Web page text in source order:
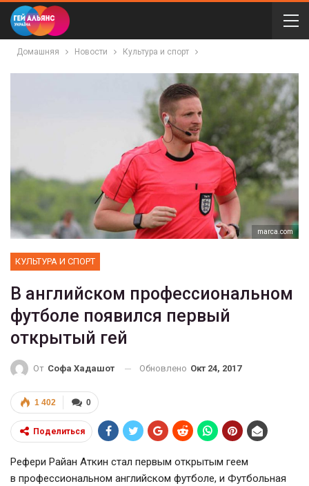
Домашняя Новости Культура и спорт
marca.com
КУЛЬТУРА И СПОРТ
В английском профессиональном
футболе появился первый
открытый гей
От Софа Хадашот Обновлено Окт 24, 2017
0
1 402
Поделиться
Рефери Райан Аткин стал первым открытым геем
в профессиональном английском футболе, и Футбольная